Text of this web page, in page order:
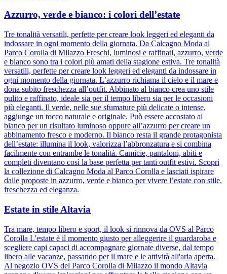
Azzurro, verde e bianco: i colori dell’estate
Tre tonalità versatili, perfette per creare look leggeri ed eleganti da
indossare in ogni momento della giornata. Da Calcagno Moda al
Parco Corolla di Milazzo Freschi, luminosi e raffinati, azzurro, verde
e bianco sono tra i colori più amati della stagione estiva. Tre tonalità
versatili, perfette per creare look leggeri ed eleganti da indossare in
ogni momento della giornata. L’azzurro richiama il cielo e il mare e
dona subito freschezza all’outfit. Abbinato al bianco crea uno stile
pulito e raffinato, ideale sia per il tempo libero sia per le occasioni
più eleganti. Il verde, nelle sue sfumature più delicate o intense,
aggiunge un tocco naturale e originale. Può essere accostato al
bianco per un risultato luminoso oppure all’azzurro per creare un
abbinamento fresco e moderno. Il bianco resta il grande protagonista
dell’estate: illumina il look, valorizza l’abbronzatura e si combina
facilmente con entrambe le tonalità. Camicie, pantaloni, abiti e
completi diventano così la base perfetta per tanti outfit estivi. Scopri
la collezione di Calcagno Moda al Parco Corolla e lasciati ispirare
dalle proposte in azzurro, verde e bianco per vivere l’estate con stile,
freschezza ed eleganza.
Estate in stile Altavia
Tra mare, tempo libero e sport, il look si rinnova da OVS al Parco
Corolla L'estate è il momento giusto per alleggerire il guardaroba e
scegliere capi capaci di accompagnare giornate diverse, dal tempo
libero alle vacanze, passando per il mare e le attività all'aria aperta.
Al negozio OVS del Parco Corolla di Milazzo il mondo Altavia